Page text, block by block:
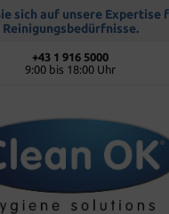
sich auf unsere Expertise
Reinigungsbedürfnisse.
+43 1 916 5000
9:00 bis 18:00 Uhr